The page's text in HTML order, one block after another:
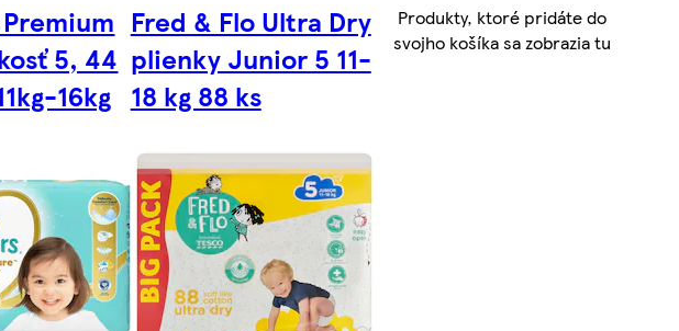
5, 44
16kg
Fred & Flo Ultra Dry
plienky Junior 5 11-
18 kg 88 ks
Produkty, ktoré pridáte do
svojho košíka sa zobrazia tu